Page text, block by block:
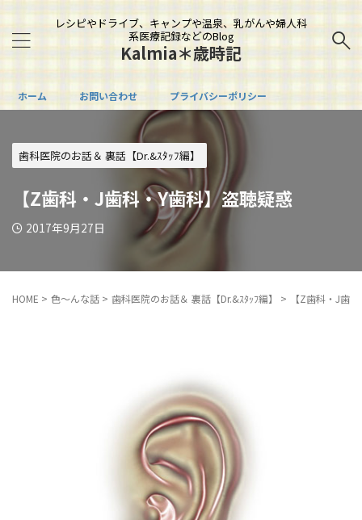
レシピやドライブ、キャンプや温泉、乳がんや婦人科
系医療記録などのBlog
Kalmia＊歳時記
ホーム お問い合わせ プライバシーポリシー
歯科医院のお話＆ 裏話【Dr.&ｽﾀｯﾌ編】
【Z歯科・J歯科・Y歯科】盗聴疑惑
2017年9月27日
HOME > 色～んな話 > 歯科医院のお話＆ 裏話【Dr.&ｽﾀｯﾌ編】 > 【Z歯科・J歯